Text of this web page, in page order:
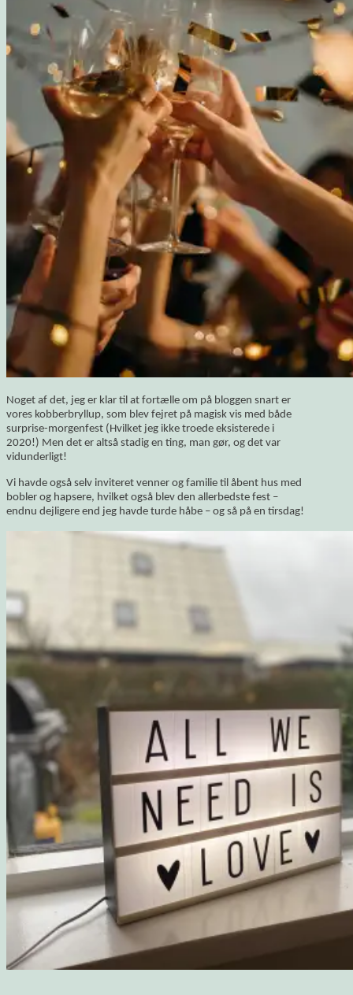
Noget af det, jeg er klar til at fortælle om på bloggen snart er
vores kobberbryllup, som blev fejret på magisk vis med både
surprise-morgenfest (Hvilket jeg ikke troede eksisterede i
2020!) Men det er altså stadig en ting, man gør, og det var
vidunderligt!
Vi havde også selv inviteret venner og familie til åbent hus med
bobler og hapsere, hvilket også blev den allerbedste fest –
endnu dejligere end jeg havde turde håbe – og så på en tirsdag!